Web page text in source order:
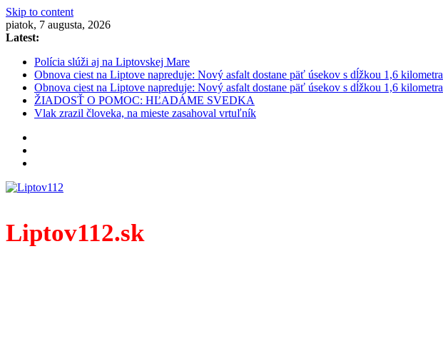
Skip to content
piatok, 7 augusta, 2026
Latest:
Polícia slúži aj na Liptovskej Mare
Obnova ciest na Liptove napreduje: Nový asfalt dostane päť úsekov s dĺžkou 1,6 kilometra
Obnova ciest na Liptove napreduje: Nový asfalt dostane päť úsekov s dĺžkou 1,6 kilometra
ŽIADOSŤ O POMOC: HĽADÁME SVEDKA
Vlak zrazil človeka, na mieste zasahoval vrtuľník
Liptov112.sk